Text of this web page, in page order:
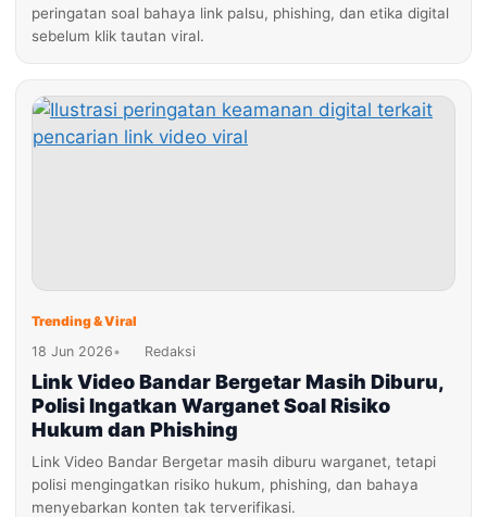
peringatan soal bahaya link palsu, phishing, dan etika digital
sebelum klik tautan viral.
Trending & Viral
18 Jun 2026• Redaksi
Link Video Bandar Bergetar Masih Diburu,
Polisi Ingatkan Warganet Soal Risiko
Hukum dan Phishing
Link Video Bandar Bergetar masih diburu warganet, tetapi
polisi mengingatkan risiko hukum, phishing, dan bahaya
menyebarkan konten tak terverifikasi.